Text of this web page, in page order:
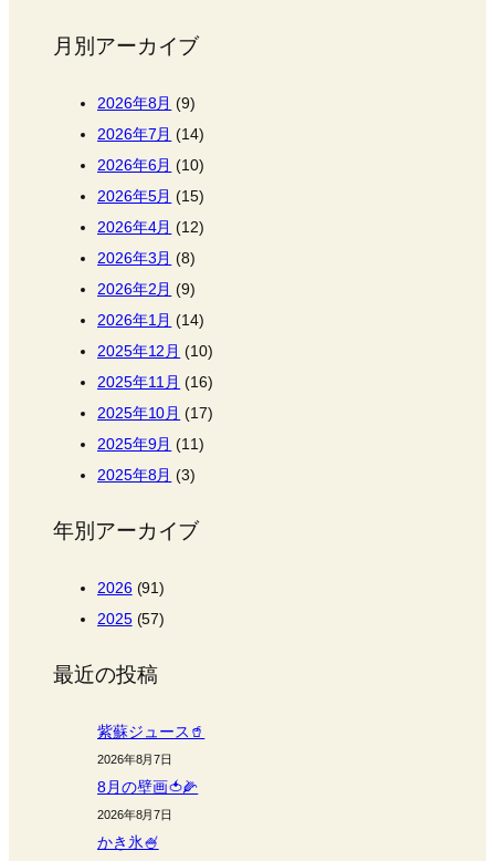
月別アーカイブ
2026年8月 (9)
2026年7月 (14)
2026年6月 (10)
2026年5月 (15)
2026年4月 (12)
2026年3月 (8)
2026年2月 (9)
2026年1月 (14)
2025年12月 (10)
2025年11月 (16)
2025年10月 (17)
2025年9月 (11)
2025年8月 (3)
年別アーカイブ
2026(91)
2025(57)
最近の投稿
紫蘇ジュース🥤
2026年8月7日
8月の壁画🍅🌽
2026年8月7日
かき氷🍧